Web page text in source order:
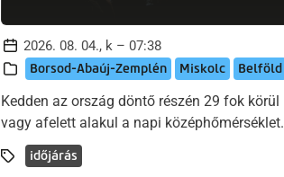
2026. 08. 04., k – 07:38
Borsod-Abaúj-Zemplén Miskolc Belföld
Kedden az ország döntő részén 29 fok körül
vagy afelett alakul a napi középhőmérséklet.
időjárás